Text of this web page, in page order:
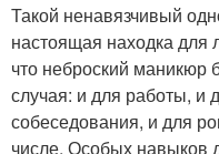
Такой ненавязчивый
настоящая находка
что неброский маникюр
случая: и для работы, и
собеседования, и для
числе. Особых навыков